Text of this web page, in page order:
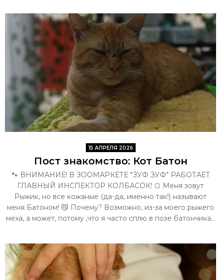
15 АПРЕЛЯ 2026
Пост знакомство: Кот Батон
🐾 ВНИМАНИЕ! В ЗООМАРКЕТЕ "ЗУФ ЗУФ" РАБОТАЕТ
ГЛАВНЫЙ ИНСПЕКТОР КОЛБАСОК! 🍞 Меня зовут
Рыжик, но все кожаные (да-да, именно так!) называют
меня Батоном! 😼 Почему? Возможно, из-за моего рыжего
меха, а может, потому ,что я часто сплю в позе батончика...